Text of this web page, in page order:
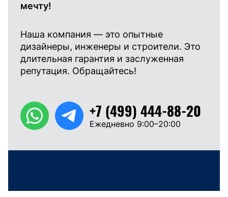
мечту!
Наша компания — это опытные
дизайнеры, инженеры и строители. Это
длительная гарантия и заслуженная
репутация. Обращайтесь!
+7 (499) 444-88-20
Ежедневно 9:00–20:00